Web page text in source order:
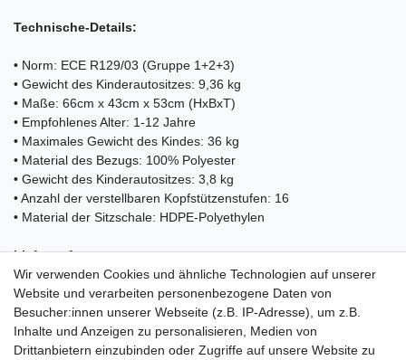
Technische-Details:
• Norm: ECE R129/03 (Gruppe 1+2+3)
• Gewicht des Kinderautositzes: 9,36 kg
• Maße: 66cm x 43cm x 53cm (HxBxT)
• Empfohlenes Alter: 1-12 Jahre
• Maximales Gewicht des Kindes: 36 kg
• Material des Bezugs: 100% Polyester
• Gewicht des Kinderautositzes: 3,8 kg
• Anzahl der verstellbaren Kopfstützenstufen: 16
• Material der Sitzschale: HDPE-Polyethylen
Lieferumfang:
• 1x Kinderautositz KIDIZ
• 1x Bedienungsanleitung
Wir verwenden Cookies und ähnliche Technologien auf unserer
Website und verarbeiten personenbezogene Daten von
Besucher:innen unserer Webseite (z.B. IP-Adresse), um z.B.
Inhalte und Anzeigen zu personalisieren, Medien von
Drittanbietern einzubinden oder Zugriffe auf unsere Website zu